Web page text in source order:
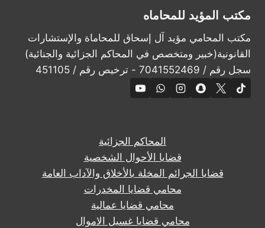
مكتب المؤيد للمحاماه
مكتب المحامي مؤيد آل إسحاق للمحاماة والإستشارات
القانونية(خبير ومتخصص في المحاكم الجزائية والجنائية)
سجل رقم / 7041552469 - ترخيص رقم / 451105
المحاكم الجزائية
قضايا الأحوال الشخصية
قضايا الجرائم المخلة بالأخلاق والآداب العامة
محامي قضايا المخدرات
محامي قضايا عمالية
محامي قضايا غسيل الاموال